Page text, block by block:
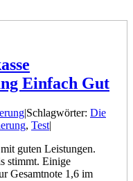
Einfach Gut
|Schlagwörter: Die
, Test|
guten Leistungen.
stimmt. Einige
Gesamtnote 1,6 im